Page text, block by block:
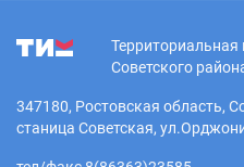
Территориальная
Советского
347180, Ростовская область,
станица Советская,